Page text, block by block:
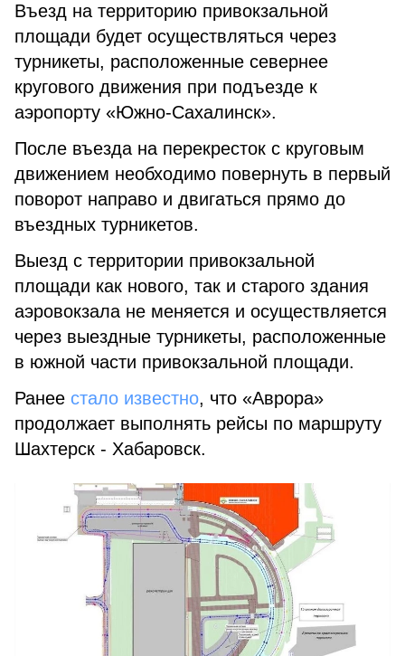
Въезд на территорию привокзальной
площади будет осуществляться через
турникеты, расположенные севернее
кругового движения при подъезде к
аэропорту «Южно-Сахалинск».
После въезда на перекресток с круговым
движением необходимо повернуть в первый
поворот направо и двигаться прямо до
въездных турникетов.
Выезд с территории привокзальной
площади как нового, так и старого здания
аэровокзала не меняется и осуществляется
через выездные турникеты, расположенные
в южной части привокзальной площади.
Ранее стало известно, что «Аврора»
продолжает выполнять рейсы по маршруту
Шахтерск - Хабаровск.